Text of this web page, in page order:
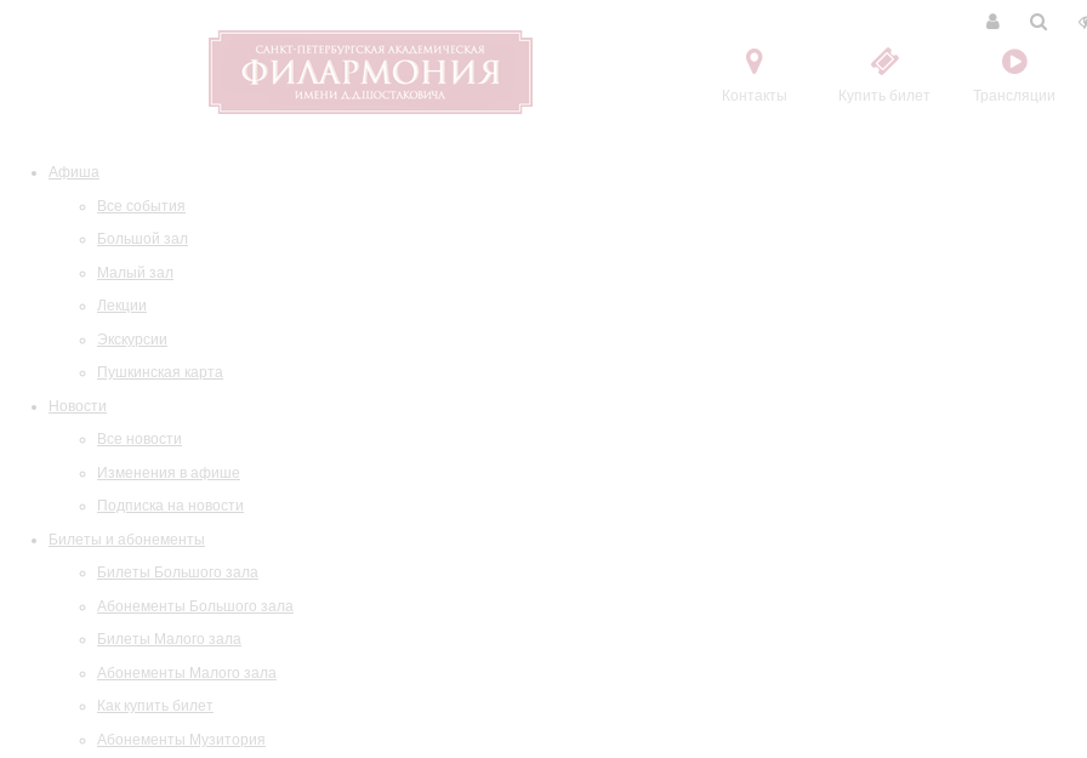
Контакты Купить билет Трансляции
Афиша
Все события
Большой зал
Малый зал
Лекции
Экскурсии
Пушкинская карта
Новости
Все новости
Изменения в афише
Подписка на новости
Билеты и абонементы
Билеты Большого зала
Абонементы Большого зала
Билеты Малого зала
Абонементы Малого зала
Как купить билет
Абонементы Музитория